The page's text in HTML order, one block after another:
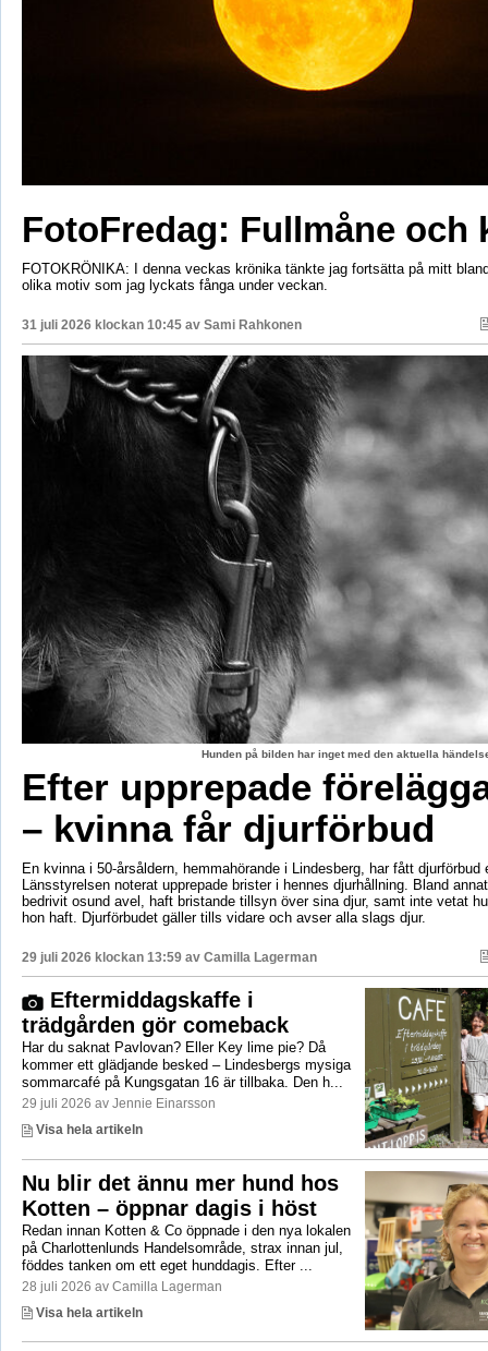
FotoFredag: Fullmåne och
FOTOKRÖNIKA: I denna veckas krönika tänkte jag fortsätta på mitt
olika motiv som jag lyckats fånga under veckan.
31 juli 2026 klockan 10:45 av Sami Rahkonen
Hunden på bilden har inget med den aktuella
Efter upprepade
– kvinna får djurförbud
En kvinna i 50-årsåldern, hemmahörande i Lindesberg, har fått djurförbud
Länsstyrelsen noterat upprepade brister i hennes djurhållning. Bland
bedrivit osund avel, haft bristande tillsyn över sina djur, samt inte vetat
hon haft. Djurförbudet gäller tills vidare och avser alla slags djur.
29 juli 2026 klockan 13:59 av Camilla Lagerman
Eftermiddagskaffe i
trädgården gör comeback
Har du saknat Pavlovan? Eller Key lime pie? Då
kommer ett glädjande besked – Lindesbergs mysiga
sommarcafé på Kungsgatan 16 är tillbaka. Den h...
29 juli 2026 av Jennie Einarsson
Visa hela artikeln
Nu blir det ännu mer hund hos
Kotten – öppnar dagis i höst
Redan innan Kotten & Co öppnade i den nya lokalen
på Charlottenlunds Handelsområde, strax innan jul,
föddes tanken om ett eget hunddagis. Efter ...
28 juli 2026 av Camilla Lagerman
Visa hela artikeln